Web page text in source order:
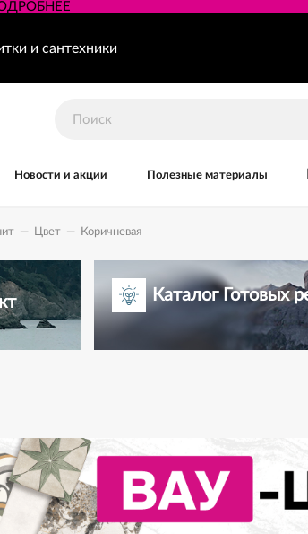
и сантехники
Новости и акции Полезные материалы
— Цвет — Коричневая
Каталог Готовых